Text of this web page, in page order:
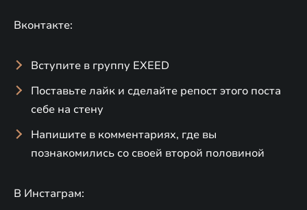
Вконтакте:
Вступите в группу EXEED
Поставьте лайк и сделайте репост этого поста
себе на стену
Напишите в комментариях, где вы
познакомились со своей второй половиной
В Инстаграм: